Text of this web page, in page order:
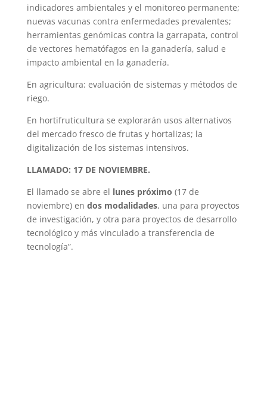
indicadores ambientales y el monitoreo permanente;
nuevas vacunas contra enfermedades prevalentes;
herramientas genómicas contra la garrapata, control
de vectores hematófagos en la ganadería, salud e
impacto ambiental en la ganadería.
En agricultura: evaluación de sistemas y métodos de
riego.
En hortifruticultura se explorarán usos alternativos
del mercado fresco de frutas y hortalizas; la
digitalización de los sistemas intensivos.
LLAMADO: 17 DE NOVIEMBRE.
El llamado se abre el lunes próximo (17 de
noviembre) en dos modalidades, una para proyectos
de investigación, y otra para proyectos de desarrollo
tecnológico y más vinculado a transferencia de
tecnología”.